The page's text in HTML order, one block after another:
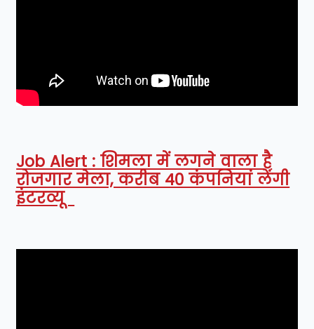
Job Alert : शिमला में लगने वाला है
रोजगार मेला, करीब 40 कंपनियां लेंगी
इंटरव्यू